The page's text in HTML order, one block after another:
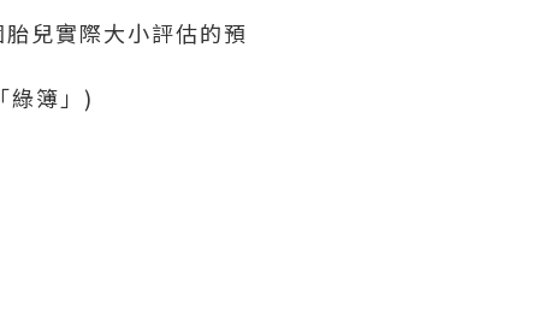
兒實際大小評估的預
綠簿」)